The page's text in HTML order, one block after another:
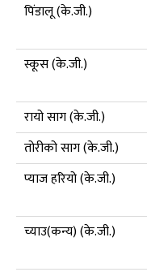
पिंडालू (के.जी.)
स्कूस (के.जी.)
रायो साग (के.जी.)
तोरीको साग (के.जी.)
प्याज हरियो (के.जी.)
च्याउ(कन्य) (के.जी.)